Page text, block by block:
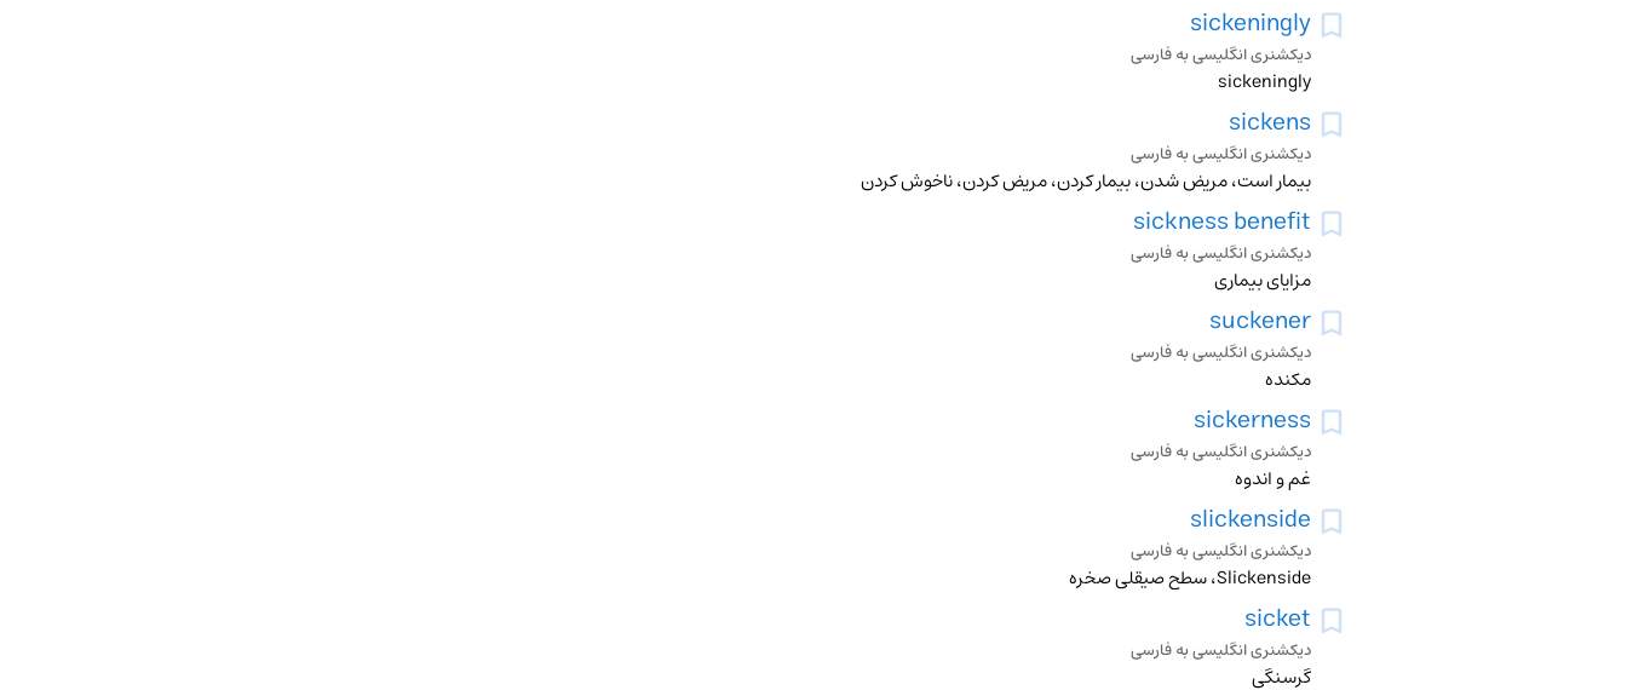
sickeningly
دیکشنری انگلیسی به فارسی
sickeningly
sickens
دیکشنری انگلیسی به فارسی
بیمار است، مریض شدن، بیمار کردن، مریض کردن، ناخوش کردن
sickness benefit
دیکشنری انگلیسی به فارسی
مزایای بیماری
suckener
دیکشنری انگلیسی به فارسی
مکنده
sickerness
دیکشنری انگلیسی به فارسی
غم و اندوه
slickenside
دیکشنری انگلیسی به فارسی
Slickenside، سطح صیقلی صخره
sicket
دیکشنری انگلیسی به فارسی
گرسنگی